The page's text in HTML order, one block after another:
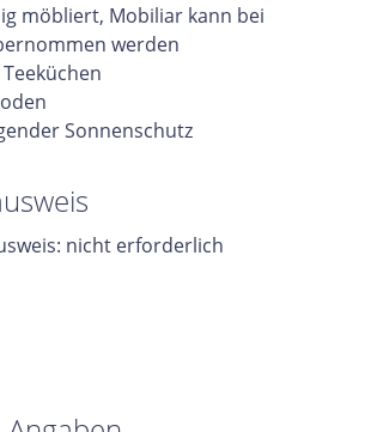
möbliert, Mobiliar kann bei
werden
Sonnenschutz
nicht erforderlich